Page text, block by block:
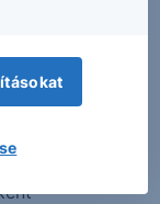
töltési
új